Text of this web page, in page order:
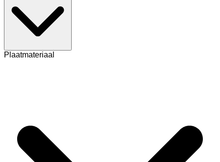
Plaatmateriaal